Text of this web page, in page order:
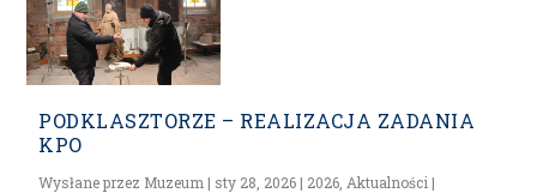
PODKLASZTORZE – REALIZACJA ZADANIA
KPO
Wysłane przez Muzeum | sty 28, 2026 | 2026 Aktualności |